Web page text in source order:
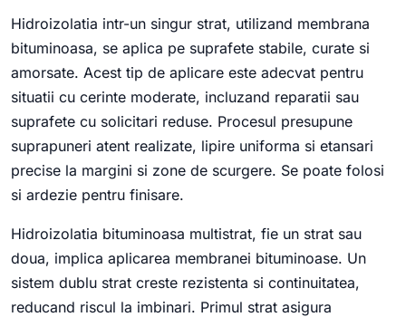
Hidroizolatia intr-un singur strat, utilizand membrana
bituminoasa, se aplica pe suprafete stabile, curate si
amorsate. Acest tip de aplicare este adecvat pentru
situatii cu cerinte moderate, incluzand reparatii sau
suprafete cu solicitari reduse. Procesul presupune
suprapuneri atent realizate, lipire uniforma si etansari
precise la margini si zone de scurgere. Se poate folosi
si ardezie pentru finisare.
Hidroizolatia bituminoasa multistrat, fie un strat sau
doua, implica aplicarea membranei bituminoase. Un
sistem dublu strat creste rezistenta si continuitatea,
reducand riscul la imbinari. Primul strat asigura